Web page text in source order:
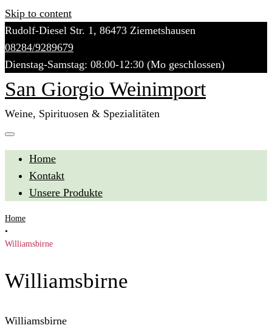
Skip to content
Rudolf-Diesel Str. 1, 86473 Ziemetshausen
08284/9289679
Dienstag-Samstag: 08:00-12:30 (Mo geschlossen)
San Giorgio Weinimport
Weine, Spirituosen & Spezialitäten
Home
Kontakt
Unsere Produkte
Home
•
Williamsbirne
Williamsbirne
Williamsbirne